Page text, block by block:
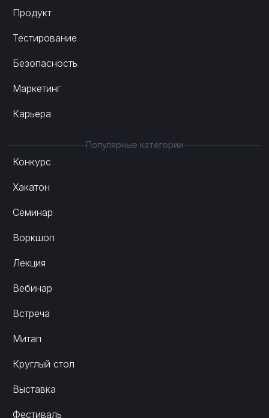
Продукт
Тестирование
Безопасность
Маркетинг
Карьера
Популярные категории
Конкурс
Хакатон
Семинар
Воркшоп
Лекция
Вебинар
Встреча
Митап
Круглый стол
Выставка
Фестиваль